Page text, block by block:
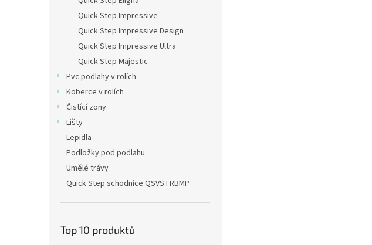
Quick Step Impressive
Quick Step Impressive Design
Quick Step Impressive Ultra
Quick Step Majestic
Pvc podlahy v rolích
Koberce v rolích
Čistící zony
Lišty
Lepidla
Podložky pod podlahu
Umělé trávy
Quick Step schodnice QSVSTRBMP
Top 10 produktů